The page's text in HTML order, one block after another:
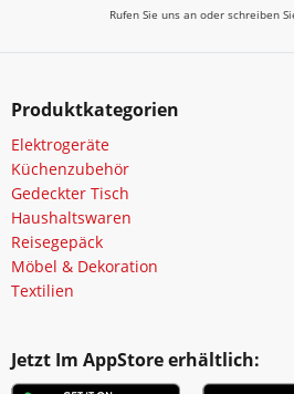
Rufen Sie uns an oder schreiben
Produktkategorien
Elektrogeräte
Küchenzubehör
Gedeckter Tisch
Haushaltswaren
Reisegepäck
Möbel & Dekoration
Textilien
Jetzt Im AppStore erhältlich: